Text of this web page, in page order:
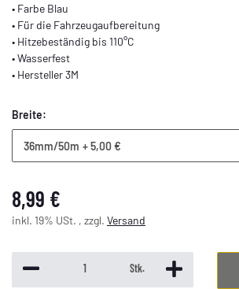
• Farbe Blau
• Für die Fahrzeugaufbereitung
• Hitzebeständig bis 110°C
• Wasserfest
• Hersteller 3M
Breite:
36mm/50m + 5,00 €
8,99 €
inkl. 19% USt. , zzgl. Versand
Stk.